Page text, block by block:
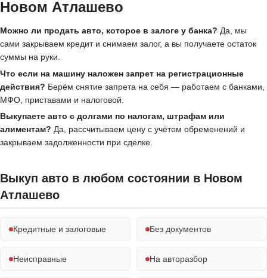
Новом Атлашево
Можно ли продать авто, которое в залоге у банка? Да, мы
сами закрываем кредит и снимаем залог, а вы получаете остаток
суммы на руки.
Что если на машину наложен запрет на регистрационные
действия? Берём снятие запрета на себя — работаем с банками,
МФО, приставами и налоговой.
Выкупаете авто с долгами по налогам, штрафам или
алиментам? Да, рассчитываем цену с учётом обременений и
закрываем задолженности при сделке.
Выкуп авто в любом состоянии в Новом
Атлашево
Кредитные и залоговые Без документов
Неисправные На авторазбор